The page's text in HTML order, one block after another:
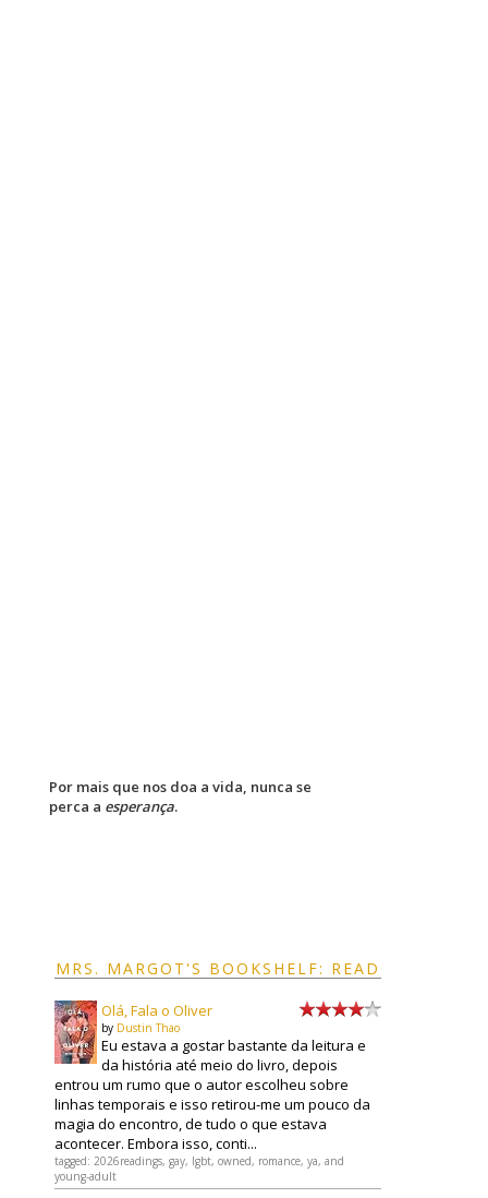
Por mais que nos doa a vida, nunca se
perca a esperança.
MRS. MARGOT'S BOOKSHELF: READ
Olá, Fala o Oliver
by Dustin Thao
Eu estava a gostar bastante da leitura e
da história até meio do livro, depois
entrou um rumo que o autor escolheu sobre
linhas temporais e isso retirou-me um pouco da
magia do encontro, de tudo o que estava
acontecer. Embora isso, conti...
tagged: 2026readings, gay, lgbt, owned, romance, ya, and
young-adult